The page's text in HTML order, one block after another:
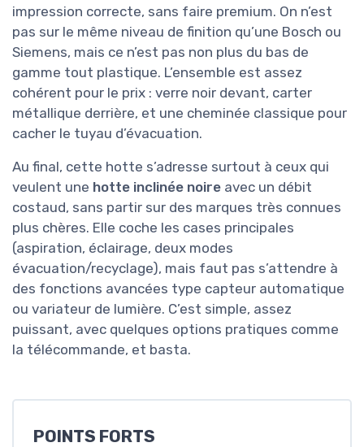
impression correcte, sans faire premium. On n’est
pas sur le même niveau de finition qu’une Bosch ou
Siemens, mais ce n’est pas non plus du bas de
gamme tout plastique. L’ensemble est assez
cohérent pour le prix : verre noir devant, carter
métallique derrière, et une cheminée classique pour
cacher le tuyau d’évacuation.
Au final, cette hotte s’adresse surtout à ceux qui
veulent une hotte inclinée noire avec un débit
costaud, sans partir sur des marques très connues
plus chères. Elle coche les cases principales
(aspiration, éclairage, deux modes
évacuation/recyclage), mais faut pas s’attendre à
des fonctions avancées type capteur automatique
ou variateur de lumière. C’est simple, assez
puissant, avec quelques options pratiques comme
la télécommande, et basta.
POINTS FORTS